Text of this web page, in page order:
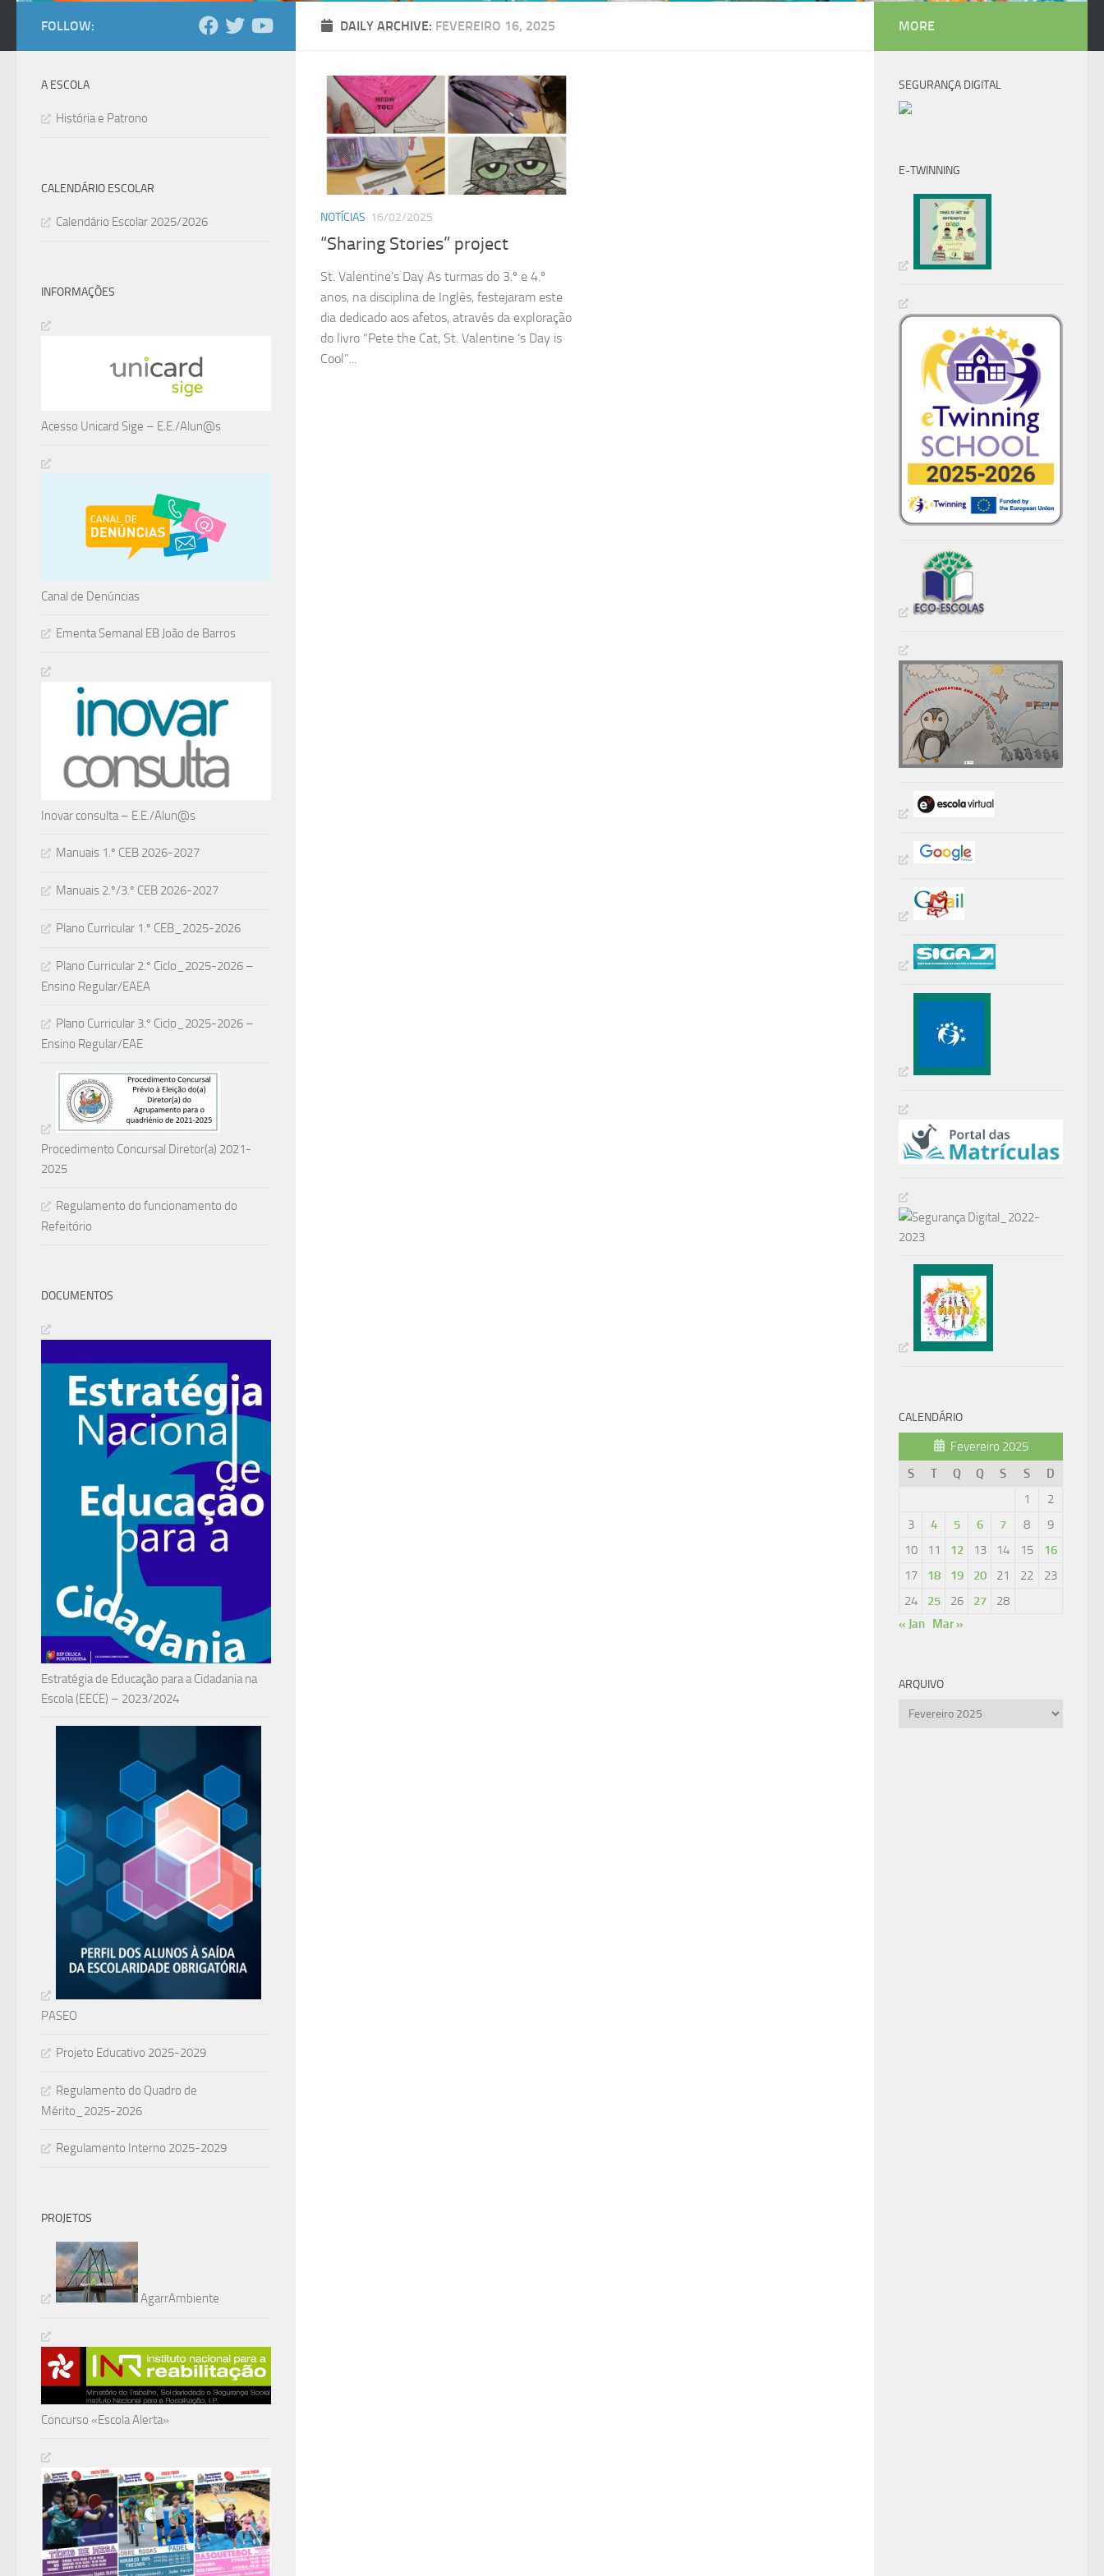
DAILY ARCHIVE: FEVEREIRO 16, 2025
NOTÍCIAS 16/02/2025
“Sharing Stories” project
St. Valentine’s Day As turmas do 3.º e 4.º
anos, na disciplina de Inglês, festejaram este
dia dedicado aos afetos, através da exploração
do livro “Pete the Cat, St. Valentine ‘s Day is
Cool”...
FOLLOW:
A ESCOLA
História e Patrono
CALENDÁRIO ESCOLAR
Calendário Escolar 2025/2026
INFORMAÇÕES
Acesso Unicard Sige – E.E./Alun@s
Canal de Denúncias
Ementa Semanal EB João de Barros
Inovar consulta – E.E./Alun@s
Manuais 1.º CEB 2026-2027
Manuais 2.º/3.º CEB 2026-2027
Plano Curricular 1.º CEB_2025-2026
Plano Curricular 2.º Ciclo_2025-2026 –
Ensino Regular/EAEA
Plano Curricular 3.º Ciclo_2025-2026 –
Ensino Regular/EAE
Procedimento Concursal Diretor(a) 2021-
2025
Regulamento do funcionamento do
Refeitório
DOCUMENTOS
Estratégia de Educação para a Cidadania na
Escola (EECE) – 2023/2024
PASEO
Projeto Educativo 2025-2029
Regulamento do Quadro de
Mérito_2025-2026
Regulamento Interno 2025-2029
PROJETOS
AgarrAmbiente
Concurso «Escola Alerta»
MORE
SEGURANÇA DIGITAL
E-TWINNING
CALENDÁRIO
Fevereiro 2025
S
T Q Q S S
D
1
2
3
4 5 6 7 8
9
10
11 12 13 14 15
16
17
18 19 20 21 22
23
24
25 26 27
28
« Jan Mar »
ARQUIVO
Arquivo